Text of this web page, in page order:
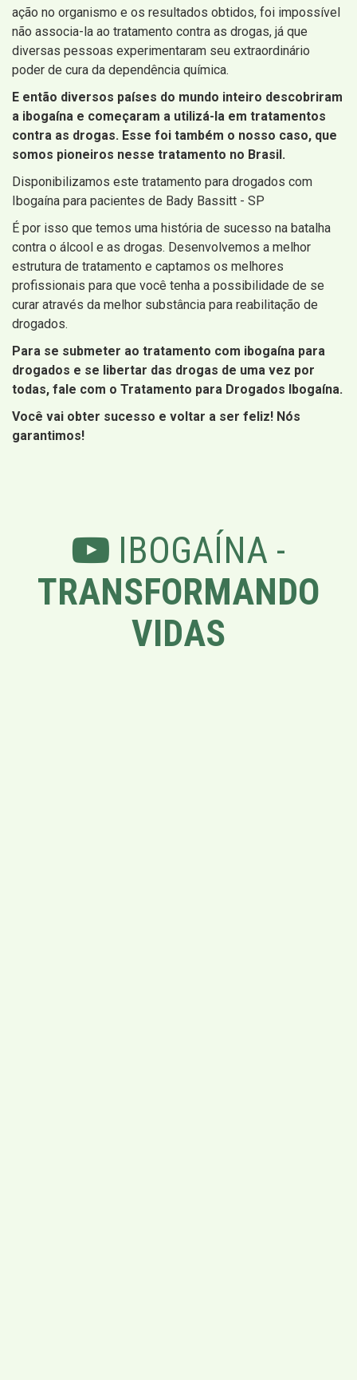
ação no organismo e os resultados obtidos, foi impossível
não associa-la ao tratamento contra as drogas, já que
diversas pessoas experimentaram seu extraordinário
poder de cura da dependência química.
E então diversos países do mundo inteiro descobriram
a ibogaína e começaram a utilizá-la em tratamentos
contra as drogas. Esse foi também o nosso caso, que
somos pioneiros nesse tratamento no Brasil.
Disponibilizamos este tratamento para drogados com
Ibogaína para pacientes de Bady Bassitt - SP
É por isso que temos uma história de sucesso na batalha
contra o álcool e as drogas. Desenvolvemos a melhor
estrutura de tratamento e captamos os melhores
profissionais para que você tenha a possibilidade de se
curar através da melhor substância para reabilitação de
drogados.
Para se submeter ao tratamento com ibogaína para
drogados e se libertar das drogas de uma vez por
todas, fale com o Tratamento para Drogados Ibogaína.
Você vai obter sucesso e voltar a ser feliz! Nós
garantimos!
IBOGAÍNA -
TRANSFORMANDO
VIDAS